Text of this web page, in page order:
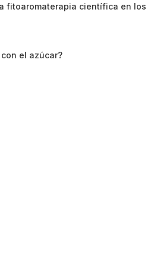
fitoaromaterapia científica en los
el azúcar?